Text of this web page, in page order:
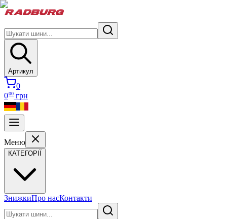
Артикул
0
000 грн
Меню
КАТЕГОРІЇ
ЗнижкиПро насКонтакти